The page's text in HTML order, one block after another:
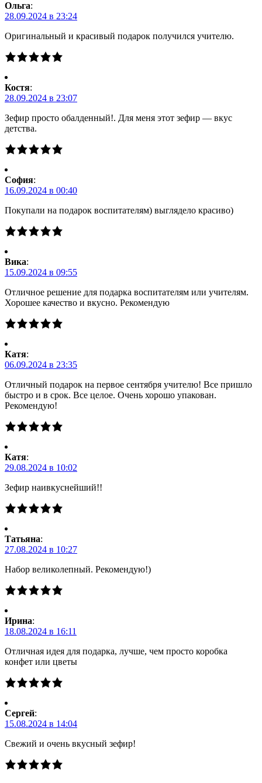
Ольга:
28.09.2024 в 23:24
Оригинальный и красивый подарок получился учителю.
Костя:
28.09.2024 в 23:07
Зефир просто обалденный!. Для меня этот зефир — вкус
детства.
Cофия:
16.09.2024 в 00:40
Покупали на подарок воспитателям) выглядело красиво)
Вика:
15.09.2024 в 09:55
Отличное решение для подарка воспитателям или учителям.
Хорошее качество и вкусно. Рекомендую
Катя:
06.09.2024 в 23:35
Отличный подарок на первое сентября учителю! Все пришло
быстро и в срок. Все целое. Очень хорошо упакован.
Рекомендую!
Катя:
29.08.2024 в 10:02
Зефир наивкуснейший!!
Татьяна:
27.08.2024 в 10:27
Набор великолепный. Рекомендую!)
Ирина:
18.08.2024 в 16:11
Отличная идея для подарка, лучше, чем просто коробка
конфет или цветы
Сергей:
15.08.2024 в 14:04
Свежий и очень вкусный зефир!